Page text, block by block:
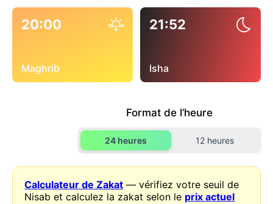
20:00
Maghrib
21:52
Isha
Format de l’heure
24 heures 12 heures
Calculateur de Zakat — vérifiez votre seuil de
Nisab et calculez la zakat selon le prix actuel